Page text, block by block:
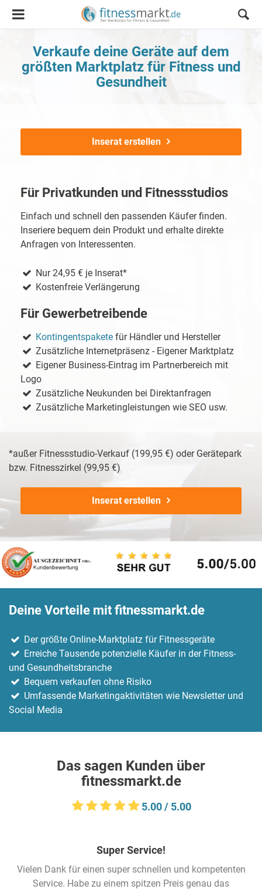
Verkaufe deine Geräte auf dem
größten Marktplatz für Fitness und
Gesundheit
Inserat erstellen
Für Privatkunden und Fitnessstudios
Einfach und schnell den passenden Käufer finden.
Inseriere bequem dein Produkt und erhalte direkte
Anfragen von Interessenten.
Nur 24,95 € je Inserat*
Kostenfreie Verlängerung
Für Gewerbetreibende
Kontingentspakete für Händler und Hersteller
Zusätzliche Internetpräsenz - Eigener Marktplatz
Eigener Business-Eintrag im Partnerbereich mit
Logo
Zusätzliche Neukunden bei Direktanfragen
Zusätzliche Marketingleistungen wie SEO usw.
*außer Fitnessstudio-Verkauf (199,95 €) oder Gerätepark
bzw. Fitnesszirkel (99,95 €)
Inserat erstellen
Deine Vorteile mit fitnessmarkt.de
Der größte Online-Marktplatz für Fitnessgeräte
Erreiche Tausende potenzielle Käufer in der Fitness-
und Gesundheitsbranche
Bequem verkaufen ohne Risiko
Umfassende Marketingaktivitäten wie Newsletter und
Social Media
Das sagen Kunden über
fitnessmarkt.de
5.00 / 5.00
Super Service!
Vielen Dank für einen super schnellen und kompetenten
Service. Habe zu einem spitzen Preis genau das